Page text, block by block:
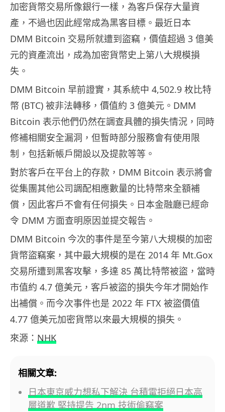
加密貨幣交易所像銀行一樣，為客戶保存大量資
產，不過也因此經常成為黑客目標。最近日本
DMM Bitcoin 交易所就遭到盜竊，價值超過 3 億美
元的資產流出，成為加密貨幣史上第八大規模損
失。
DMM Bitcoin 早前證實，其系統中 4,502.9 枚比特
幣 (BTC) 被非法轉移，價值約 3 億美元。DMM
Bitcoin 表示他們仍然在調查具體的損失情況，同時
修補相關安全漏洞，但暫時部分服務會有使用限
制，包括新帳戶開設以及提款等等。
對於客戶在平台上的存款，DMM Bitcoin 表示將會
從集團其他公司調配相應數量的比特幣來全額補
償，因此客戶不會有任何損失。日本金融廳已經命
令 DMM 方面查明原因並提交報告。
DMM Bitcoin 今次的事件是至今第八大規模的加密
貨幣盜竊案，其中最大規模的是在 2014 年 Mt.Gox
交易所遭到黑客攻擊，多達 85 萬比特幣被盜，當時
市值約 4.7 億美元，客戶被盜的損失今年才開始作
出補償。而今次事件也是 2022 年 FTX 被盜價值
4.77 億美元加密貨幣以來最大規模的損失。
來源： NHK
相關文章:
日本東京威力想私下解決 台積電拒絕日本高
層道歉 堅持提告 2nm 技術偷竊案